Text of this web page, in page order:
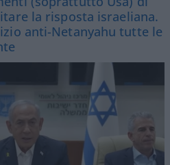
la risposta israeliana.
anti-Netanyahu tutte le